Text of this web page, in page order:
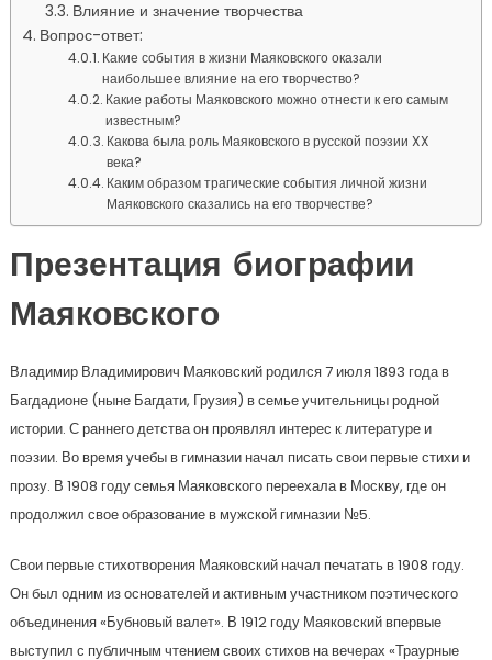
Влияние и значение творчества
Вопрос-ответ:
Какие события в жизни Маяковского оказали
наибольшее влияние на его творчество?
Какие работы Маяковского можно отнести к его самым
известным?
Какова была роль Маяковского в русской поэзии XX
века?
Каким образом трагические события личной жизни
Маяковского сказались на его творчестве?
Презентация биографии
Маяковского
Владимир Владимирович Маяковский родился 7 июля 1893 года в
Багдадионе (ныне Багдати, Грузия) в семье учительницы родной
истории. С раннего детства он проявлял интерес к литературе и
поэзии. Во время учебы в гимназии начал писать свои первые стихи и
прозу. В 1908 году семья Маяковского переехала в Москву, где он
продолжил свое образование в мужской гимназии №5.
Свои первые стихотворения Маяковский начал печатать в 1908 году.
Он был одним из основателей и активным участником поэтического
объединения «Бубновый валет». В 1912 году Маяковский впервые
выступил с публичным чтением своих стихов на вечерах «Траурные